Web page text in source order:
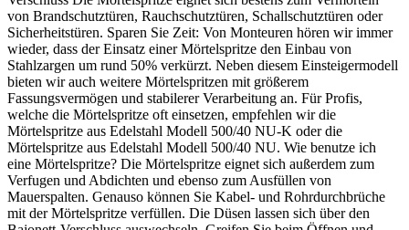
von Brandschutztüren, Rauchschutztüren, Schallschutztüren oder
Sicherheitstüren. Sparen Sie Zeit: Von Monteuren hören wir immer
wieder, dass der Einsatz einer Mörtelspritze den Einbau von
Stahlzargen um rund 50% verkürzt. Neben diesem Einsteigermodell
bieten wir auch weitere Mörtelspritzen mit größerem
Fassungsvermögen und stabilerer Verarbeitung an. Für Profis,
welche die Mörtelspritze oft einsetzen, empfehlen wir die
Mörtelspritze aus Edelstahl Modell 500/40 NU-K oder die
Mörtelspritze aus Edelstahl Modell 500/40 NU. Wie benutze ich
eine Mörtelspritze? Die Mörtelspritze eignet sich außerdem zum
Verfugen und Abdichten und ebenso zum Ausfüllen von
Mauerspalten. Genauso können Sie Kabel- und Rohrdurchbrüche
mit der Mörtelspritze verfüllen. Die Düsen lassen sich über den